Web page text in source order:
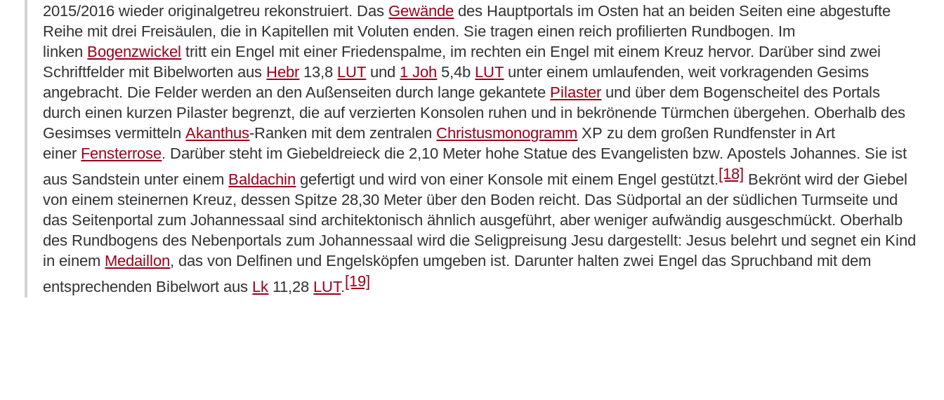
2015/2016 wieder originalgetreu rekonstruiert. Das Gewände des Hauptportals im Osten hat an beiden Seiten eine abgestufte
Reihe mit drei Freisäulen, die in Kapitellen mit Voluten enden. Sie tragen einen reich profilierten Rundbogen. Im
linken Bogenzwickel tritt ein Engel mit einer Friedenspalme, im rechten ein Engel mit einem Kreuz hervor. Darüber sind zwei
Schriftfelder mit Bibelworten aus Hebr 13,8 LUT und 1 Joh 5,4b LUT unter einem umlaufenden, weit vorkragenden Gesims
angebracht. Die Felder werden an den Außenseiten durch lange gekantete Pilaster und über dem Bogenscheitel des Portals
durch einen kurzen Pilaster begrenzt, die auf verzierten Konsolen ruhen und in bekrönende Türmchen übergehen. Oberhalb des
Gesimses vermittelnAkanthus-Ranken mit dem zentralen Christusmonogramm XP zu dem großen Rundfenster in Art
einer Fensterrose. Darüber steht im Giebeldreieck die 2,10 Meter hohe Statue des Evangelisten bzw. Apostels Johannes. Sie ist
aus Sandstein unter einem Baldachin gefertigt und wird von einer Konsole mit einem Engel gestützt.[18] Bekrönt wird der Giebel
von einem steinernen Kreuz, dessen Spitze 28,30 Meter über den Boden reicht. Das Südportal an der südlichen Turmseite und
das Seitenportal zum Johannessaal sind architektonisch ähnlich ausgeführt, aber weniger aufwändig ausgeschmückt. Oberhalb
des Rundbogens des Nebenportals zum Johannessaal wird die Seligpreisung Jesu dargestellt: Jesus belehrt und segnet ein Kind
in einem Medaillon, das von Delfinen und Engelsköpfen umgeben ist. Darunter halten zwei Engel das Spruchband mit dem
entsprechenden Bibelwort aus Lk 11,28 LUT.[19]